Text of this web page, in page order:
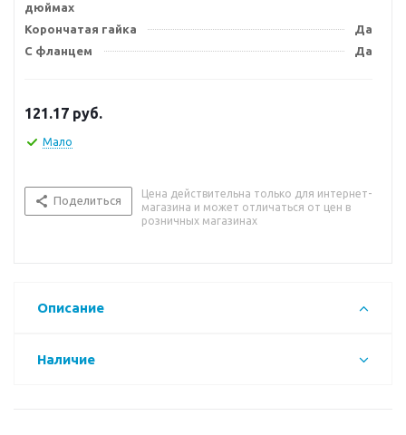
дюймах
Корончатая гайка
Да
С фланцем
Да
121.17 руб.
Мало
Поделиться
Цена действительна только для интернет-
магазина и может отличаться от цен в
розничных магазинах
Описание
Наличие